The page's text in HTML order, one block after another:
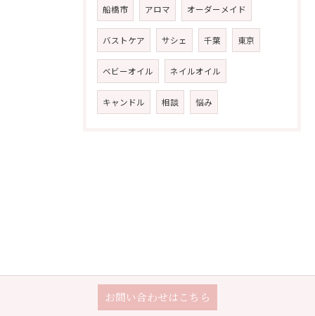
船橋市 アロマ オーダーメイド
バストケア サシェ 千葉 東京
ベビーオイル ネイルオイル
キャンドル 相談 悩み
お問い合わせはこちら